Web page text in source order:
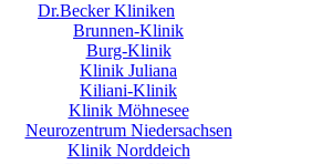
Dr.Becker Kliniken
Brunnen-Klinik
Burg-Klinik
Klinik Juliana
Kiliani-Klinik
Klinik Möhnesee
Neurozentrum Niedersachsen
Klinik Norddeich